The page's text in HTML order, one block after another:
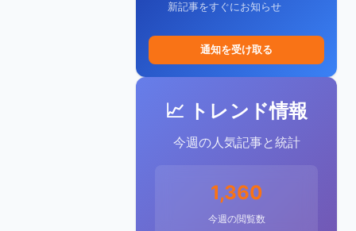
新記事をすぐにお知らせ
通知を受け取る
📈 トレンド情報
今週の人気記事と統計
1,360
今週の閲覧数